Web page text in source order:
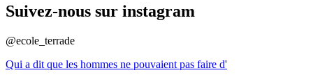
Suivez-nous sur instagram
@ecole_terrade
Qui a dit que les hommes ne pouvaient pas faire d'